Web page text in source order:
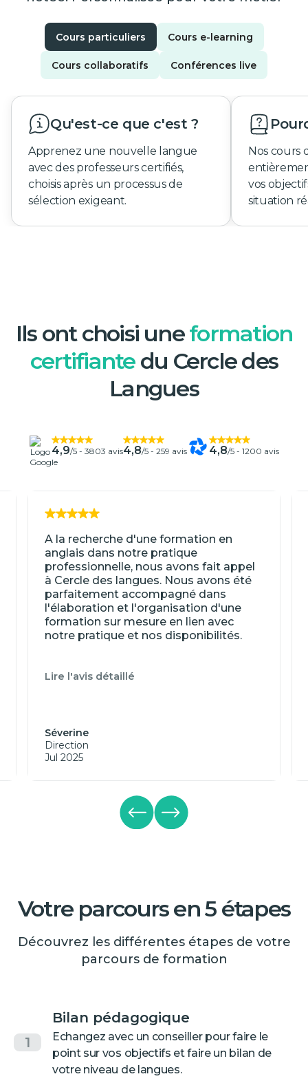
Cours particuliers Cours e-learning
Cours collaboratifs Conférences live
Qu'est-ce que c'est ?
Apprenez une nouvelle langue
avec des professeurs certifiés,
choisis après un processus de
sélection exigeant.
Nos cours
vos
situation
Ils ont choisi uneformation
certifiantedu Cercle des
Langues
4,9/5 - 3803 avis4,8/5 - 259 avis 4,8/5 - 1200 avis
A la recherche d'une formation en
anglais dans notre pratique
professionnelle, nous avons fait appel
à Cercle des langues. Nous avons été
parfaitement accompagné dans
l'élaboration et l'organisation d'une
formation sur mesure en lien avec
notre pratique et nos disponibilités.
Lire l'avis détaillé
Séverine
Direction
Jul 2025
Votre parcours en 5 étapes
Découvrez les différentes étapes de votre
parcours de formation
1
Bilan pédagogique
Echangez avec un conseiller pour faire le
point sur vos objectifs et faire un bilan de
votre niveau de langues.